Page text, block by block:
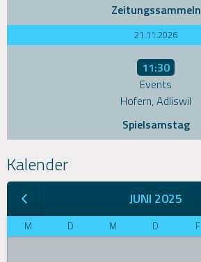
Zeitungssammeln
21.11.2026
11:30
Events
Hofern, Adliswil
Spielsamstag
Kalender
JUNI 2025
M D M D F